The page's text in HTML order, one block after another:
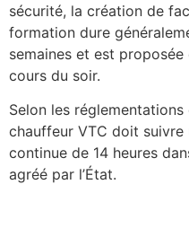
sécurité, la création de
formation dure
semaines et est
cours du soir.
Selon les
chauffeur VTC doit
continue de 14 heures
agréé par l’État.